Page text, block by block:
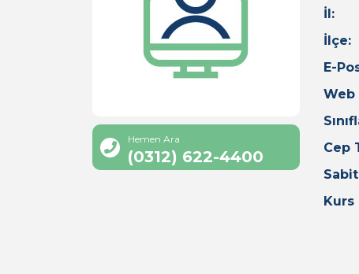
Hemen Ara
(0312) 622-4400
İl:
İlçe:
E-
Web
Cep